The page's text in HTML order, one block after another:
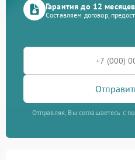
Гарантия до 12 месяцев
Составляем договор,
Отправляя, Вы соглашаетесь с